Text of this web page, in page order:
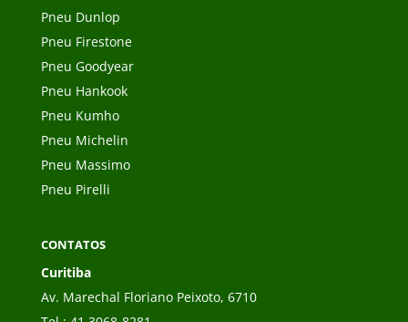
Pneu Dunlop
Pneu Firestone
Pneu Goodyear
Pneu Hankook
Pneu Kumho
Pneu Michelin
Pneu Massimo
Pneu Pirelli
CONTATOS
Curitiba
Av. Marechal Floriano Peixoto, 6710